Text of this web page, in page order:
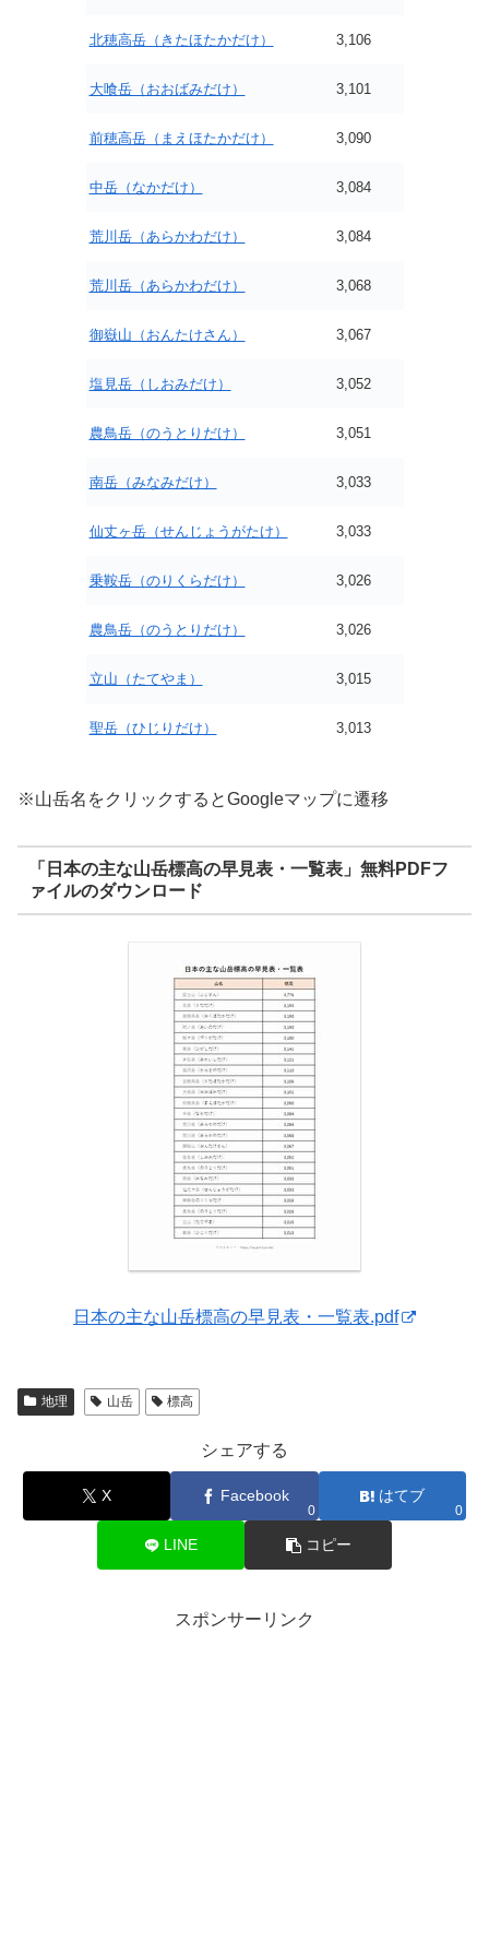
北穂高岳（きたほたかだけ） 3,106
大喰岳（おおばみだけ） 3,101
前穂高岳（まえほたかだけ） 3,090
中岳（なかだけ） 3,084
荒川岳（あらかわだけ） 3,084
荒川岳（あらかわだけ） 3,068
御嶽山（おんたけさん） 3,067
塩見岳（しおみだけ） 3,052
農鳥岳（のうとりだけ） 3,051
南岳（みなみだけ） 3,033
仙丈ヶ岳（せんじょうがたけ） 3,033
乗鞍岳（のりくらだけ） 3,026
農鳥岳（のうとりだけ） 3,026
立山（たてやま） 3,015
聖岳（ひじりだけ） 3,013
※山岳名をクリックするとGoogleマップに遷移
「日本の主な山岳標高の早見表・一覧表」無料PDFフ
ァイルのダウンロード
日本の主な山岳標高の早見表・一覧表.pdf
地理 山岳 標高
シェアする
X Facebook
0
はてブ
0
LINE コピー
スポンサーリンク